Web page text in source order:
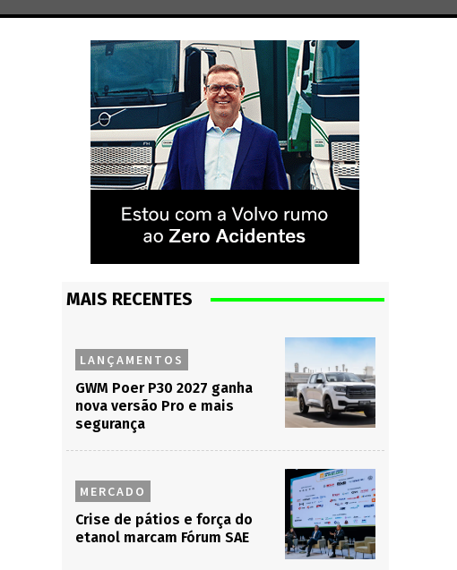
MAIS RECENTES
LANÇAMENTOS
GWM Poer P30 2027 ganha
nova versão Pro e mais
segurança
MERCADO
Crise de pátios e força do
etanol marcam Fórum SAE